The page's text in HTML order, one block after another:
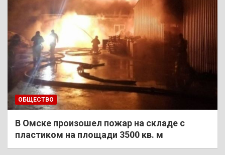
ОБЩЕСТВО
В Омске произошел пожар на складе с
пластиком на площади 3500 кв. м